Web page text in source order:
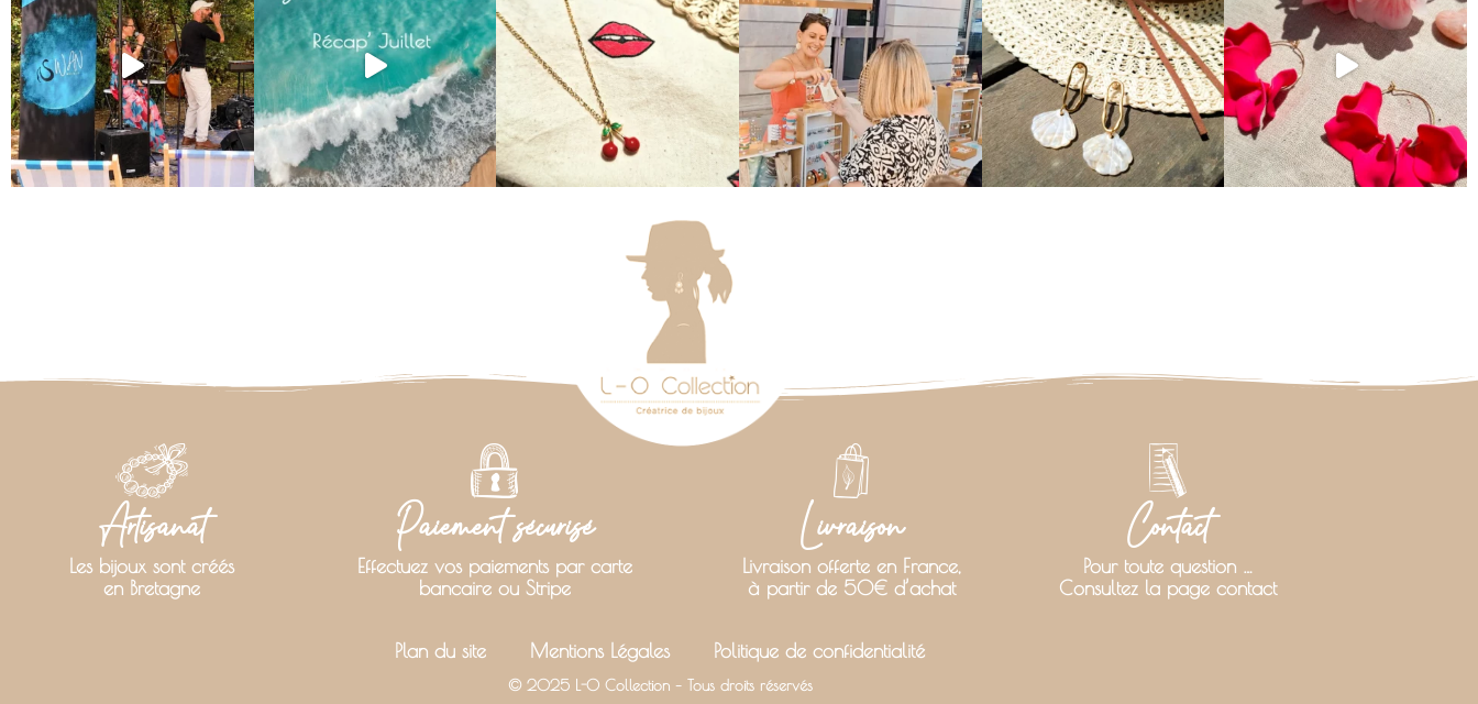
Artisanat
Les bijoux sont créés
en Bretagne
Paiement sécurisé
Effectuez vos paiements par carte
bancaire ou Stripe
Livraison
Livraison offerte en France,
à partir de 50€ d’achat
Contact
Pour toute question …
Consultez la page contact
Plan du site Mentions Légales Politique de confidentialité
© 2025 L-O Collection – Tous droits réservés